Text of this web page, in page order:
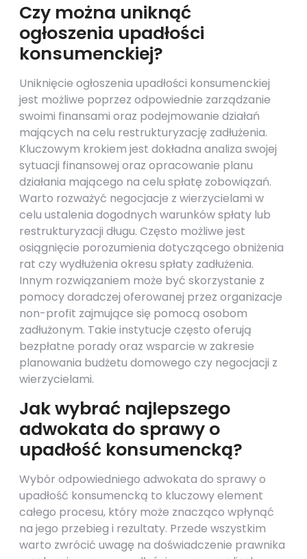
Czy można uniknąć
ogłoszenia upadłości
konsumenckiej?
Uniknięcie ogłoszenia upadłości konsumenckiej
jest możliwe poprzez odpowiednie zarządzanie
swoimi finansami oraz podejmowanie działań
mających na celu restrukturyzację zadłużenia.
Kluczowym krokiem jest dokładna analiza swojej
sytuacji finansowej oraz opracowanie planu
działania mającego na celu spłatę zobowiązań.
Warto rozważyć negocjacje z wierzycielami w
celu ustalenia dogodnych warunków spłaty lub
restrukturyzacji długu. Często możliwe jest
osiągnięcie porozumienia dotyczącego obniżenia
rat czy wydłużenia okresu spłaty zadłużenia.
Innym rozwiązaniem może być skorzystanie z
pomocy doradczej oferowanej przez organizacje
non-profit zajmujące się pomocą osobom
zadłużonym. Takie instytucje często oferują
bezpłatne porady oraz wsparcie w zakresie
planowania budżetu domowego czy negocjacji z
wierzycielami.
Jak wybrać najlepszego
adwokata do sprawy o
upadłość konsumencką?
Wybór odpowiedniego adwokata do sprawy o
upadłość konsumencką to kluczowy element
całego procesu, który może znacząco wpłynąć
na jego przebieg i rezultaty. Przede wszystkim
warto zwrócić uwagę na doświadczenie prawnika